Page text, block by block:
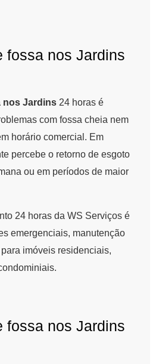
fossa nos Jardins
nos Jardins 24 horas é
com fossa cheia nem
horário comercial. Em
percebe o retorno de esgoto
ou em períodos de maior
24 horas da WS Serviços é
emergenciais, manutenção
imóveis residenciais,
fossa nos Jardins